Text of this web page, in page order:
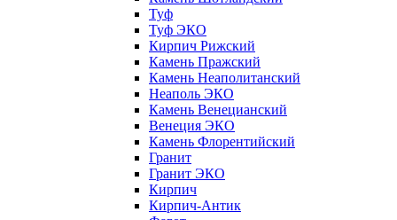
Туф
Туф ЭКО
Кирпич Рижский
Камень Пражский
Камень Неаполитанский
Неаполь ЭКО
Камень Венецианский
Венеция ЭКО
Камень Флорентийский
Гранит
Гранит ЭКО
Кирпич
Кирпич-Антик